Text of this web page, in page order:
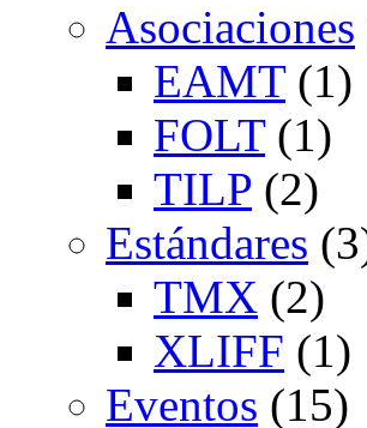
Asociaciones
EAMT(1)
FOLT(1)
TILP (2)
Estándares
TMX (2)
XLIFF (1)
Eventos (15)